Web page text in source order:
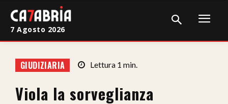
Cronaca
Giudiziaria
7 Agosto 2026
GIUDIZIARIA Lettura 1 min.
Viola la sorveglianza